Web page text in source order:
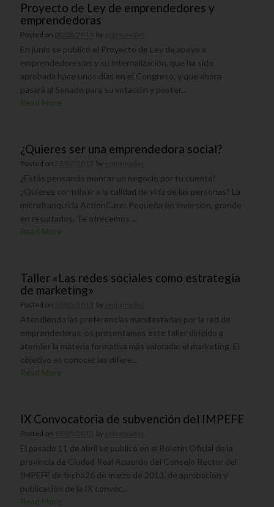
Proyecto de Ley de emprendedores y
emprendedoras
Posted on by
En junio se publicó el Proyecto de Ley de apoyo a
emprendedores/as y su internalización, que ha sido
aprobada hace unos días en el Congreso, y que ahora
pasará al Senado para su votación y poster...
Read More
¿Quieres ser una emprendedora social?
Posted on by
¿Estás pensando montar un negocio por tu cuenta?
¿Quieres contribuir a la calidad de vida de las personas? La
microfranquicia ActionCare: Pequeña en inversión, grande
en resultados. Te ofrecemos ...
Read More
Taller «Las redes sociales como estrategia
de marketing»
Posted on by
Atendiendo las preferencias manifestadas por la red de
emprendedoras, os presentamos este taller dirigido a
atender la materia formativa más valorada: el marketing. El
objetivo es conocer las difere...
Read More
IX Convocatoria de subvención del IMPEFE
Posted on by
El pasado 11 de abril se publicó en el Boletín Oficial de la
provincia de Ciudad Real Acuerdo del Consejo Rector del
IMPEFE de fecha26 de marzo de 2013, de aprobación y
publicación de la IX convoc...
Read More